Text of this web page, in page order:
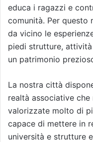
educa i ragazzi e
comunità. Per questo
da vicino le
piedi strutture,
un patrimonio
La nostra città
realtà associative
valorizzate molto di
capace di mettere in
università e strutture